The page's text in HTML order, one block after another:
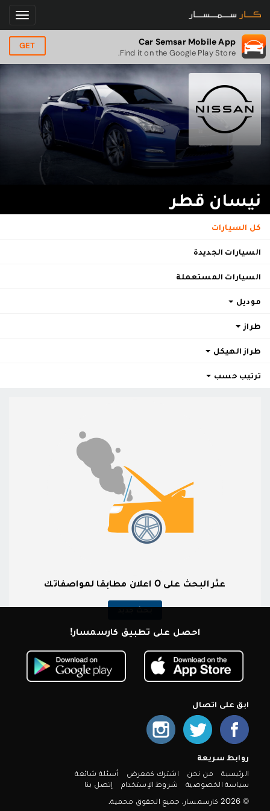
Car Semsar Mobile App
Find it on the Google Play Store.
GET
نيسان قطر
كل السيارات
السيارات الجديدة
السيارات المستعملة
موديل
طراز
طراز الهيكل
ترتيب حسب
عثر البحث على 0 اعلان مطابقا لمواصفاتك
بحث جديد
احصل على تطبيق كارسمسار!
ابق على اتصال
روابط سريعة
الرئيسية من نحن اشترك كمعرض
أسئلة شائعة
سياسة الخصوصية
شروط الإستخدام
إتصل بنا
© 2026 كارسمسار. جميع الحقوق محمية.